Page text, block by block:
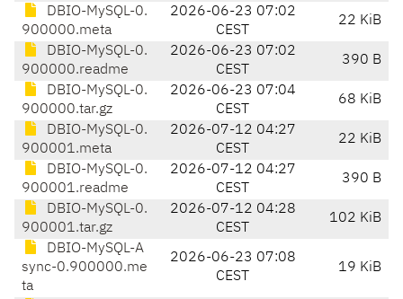
DBIO-MySQL-0.
900000.meta
2026-06-23 07:02
CEST
22 KiB
DBIO-MySQL-0.
900000.readme
2026-06-23 07:02
CEST
390 B
DBIO-MySQL-0.
900000.tar.gz
2026-06-23 07:04
CEST
68 KiB
DBIO-MySQL-0.
900001.meta
2026-07-12 04:27
CEST
22 KiB
DBIO-MySQL-0.
900001.readme
2026-07-12 04:27
CEST
390 B
DBIO-MySQL-0.
900001.tar.gz
2026-07-12 04:28
CEST
102 KiB
DBIO-MySQL-A
sync-0.900000.me
ta
2026-06-23 07:08
CEST
19 KiB